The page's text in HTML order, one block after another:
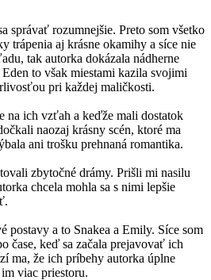
správať rozumnejšie. Preto som všetko
trápenia aj krásne okamihy a síce nie
tak autorka dokázala nádherne
to však miestami kazila svojimi
pri každej maličkosti.
na ich vzťah a keďže mali dostatok
naozaj krásny scén, ktoré ma
ani trošku prehnaná romantika.
zbytočné drámy. Prišli mi nasilu
chcela mohla sa s nimi lepšie
postavy a to Snakea a Emily. Síce som
čase, keď sa začala prejavovať ich
ma, že ich príbehy autorka úplne
viac priestoru.